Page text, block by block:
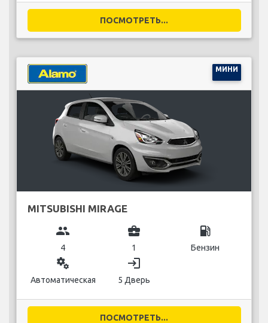
ПОСМОТРЕТЬ...
МИНИ
MITSUBISHI MIRAGE
group
4
business_center
1
local_gas_station
Бензин
miscellaneous_services
Автоматическая
login
5 Дверь
ПОСМОТРЕТЬ...